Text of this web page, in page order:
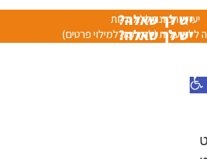
יש לך שאלה?
יעוץ והכוונה ללא עלות
יש לך שאלה?
ללא עלות (לחץ כאן למילוי פרטים)